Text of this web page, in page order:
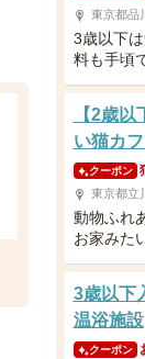
東京都品
3歳以下
料も手頃
【2歳
い猫カ
クーポン
東京都立
動物ふれ
お家みた
3歳以下
温浴施設
クーポン